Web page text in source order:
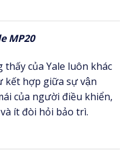
MP20
của Yale luôn khác
kết hợp giữa sự vận
của người điều khiển,
ít đòi hỏi bảo trì.